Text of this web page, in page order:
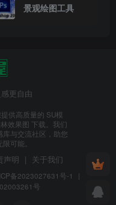
景观绘图工具
更自由
供高质量的 SU模
效果图 下载。我们
与交流社区，助您
可能。
声明 | 关于我们
备2023027631号-1
|
号